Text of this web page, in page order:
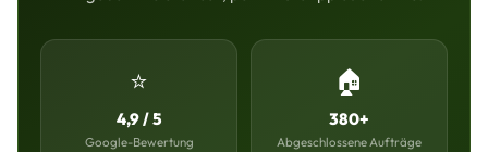
⭐
4,9 / 5
Google-Bewertung
🏠
380+
Abgeschlossene Aufträge